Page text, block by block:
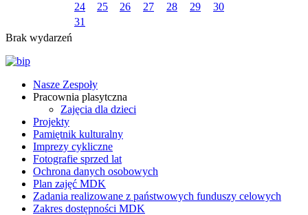
24
25 26 27 28 29
30
31
Brak wydarzeń
Nasze Zespoły
Pracownia plasytczna
Zajęcia dla dzieci
Projekty
Pamiętnik kulturalny
Imprezy cykliczne
Fotografie sprzed lat
Ochrona danych osobowych
Plan zajęć MDK
Zadania realizowane z państwowych funduszy celowych
Zakres dostępności MDK